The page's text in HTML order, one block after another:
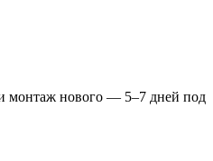
монтаж нового — 5–7 дней под